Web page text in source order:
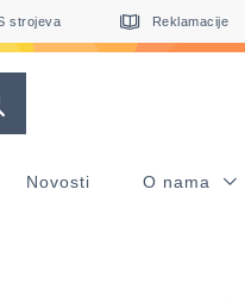
strojeva Reklamacije
Novosti O nama